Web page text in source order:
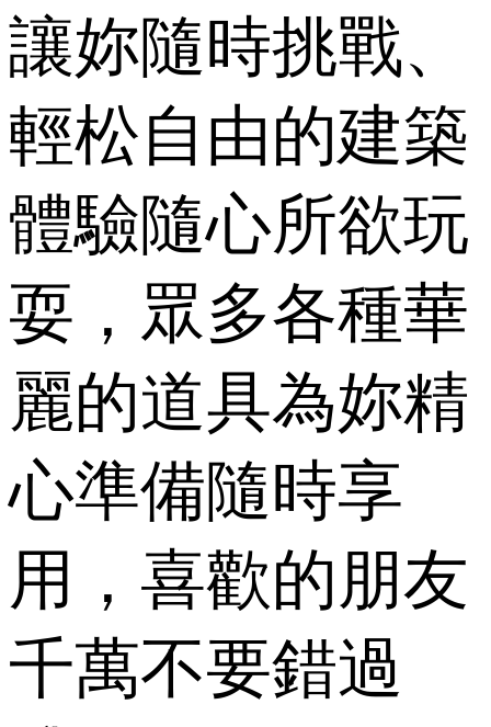
讓妳隨時挑戰、
輕松自由的建築
體驗隨心所欲玩
耍，眾多各種華
麗的道具為妳精
心準備隨時享
用，喜歡的朋友
千萬不要錯過